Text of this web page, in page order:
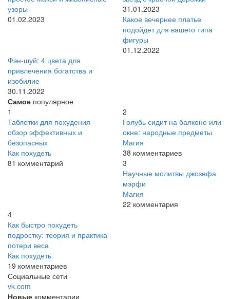
узоры
01.02.2023
31.01.2023
Какое вечернее платье
подойдет для вашего типа
фигуры
01.12.2022
Фэн-шуй: 4 цвета для
привлечения богатства и
изобилие
30.11.2022
Самое популярное
1
Таблетки для похудения -
обзор эффективных и
безопасных
Как похудеть
81 комментарий
2
Голубь сидит на балконе или
окне: народные предметы
Магия
38 комментариев
3
Научные молитвы джозефа
мэрфи
Магия
22 комментария
4
Как быстро похудеть
подростку: теория и практика
потери веса
Как похудеть
19 комментариев
Социальные сети
vk.com
Новые комментарии